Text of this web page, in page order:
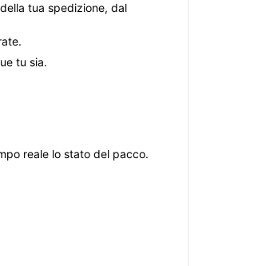
tua spedizione, dal
tu sia.
reale lo stato del pacco.